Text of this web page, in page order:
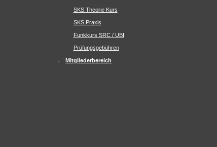
SKS Theorie Kurs
SKS Praxis
Funkkurs SRC / UBI
Prüfungsgebühren
Mitgliederbereich